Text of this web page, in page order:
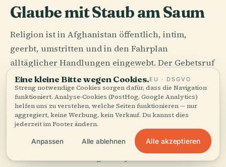
Glaube mit Staub am Saum
Religion ist in Afghanistan öffentlich, intim,
geerbt, umstritten und in den Fahrplan
alltäglicher Handlungen eingewebt. Der Gebetsruf
markiert nicht bloß die Stunde; er verändert ihre
Textur. Gespräche halten inne. Straßen passen sich
an. Selbst das Schweigen scheint gerader zu
stehen.
Und doch ist das religiöse Gedächtnis des Landes
älter und vielschichtiger als jede einzelne
Eine kleine Bitte wegen Cookies.EU · DSGVO
Streng notwendige Cookies sorgen dafür, dass die Navigation
funktioniert. Analyse-Cookies (PostHog, Google Analytics)
helfen uns zu verstehen, welche Seiten funktionieren — nur
aggregiert, keine Werbung, kein Verkauf. Du kannst dies
jederzeit im Footer ändern.
Anpassen Alle ablehnen Alle akzeptieren